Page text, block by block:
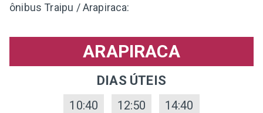
ônibus Traipu / Arapiraca:
ARAPIRACA
DIAS ÚTEIS
10:40 12:50 14:40